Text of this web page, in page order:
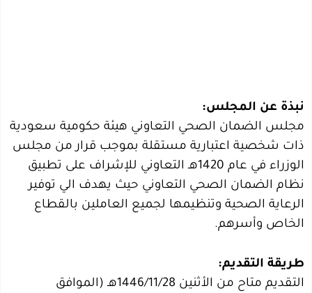
نبذة عن المجلس:
مجلس الضمان الصحي التعاوني هيئة حكومية سعودية
ذات شخصية اعتبارية مستقلة بموجب قرار من مجلس
الوزراء في عام 1420هـ التعاوني للإشراف على تطبيق
نظام الضمان الصحي التعاوني حيث يهدف الي توفير
الرعاية الصحية وتنظيمها لجميع العاملين بالقطاع
الخاص وأسرهم.
طريقة التقديم:
التقديم متاح من الأثنين 1446/11/28هـ (الموافق